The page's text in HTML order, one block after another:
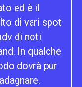
ed è il
di vari spot
di noti
In qualche
dovrà pur